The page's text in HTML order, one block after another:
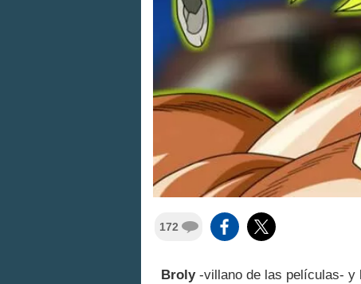
172
Broly-villano de las películas- y